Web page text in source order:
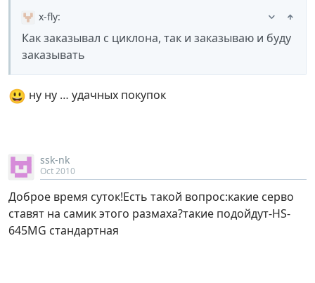
x-fly:
Как заказывал с циклона, так и заказываю и буду
заказывать
😃 ну ну … удачных покупок
ssk-nk
Oct 2010
Доброе время суток!Есть такой вопрос:какие серво
ставят на самик этого размаха?такие подойдут-HS-
645MG стандартная